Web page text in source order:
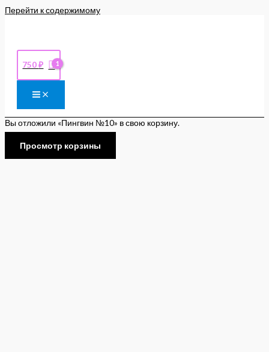
Перейти к содержимому
750₽
Вы отложили «Пингвин №10» в свою корзину.
Просмотр корзины